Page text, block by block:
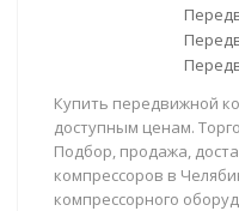
Купить передвижной
доступным ценам.
Подбор, продажа,
компрессоров в
компрессорного